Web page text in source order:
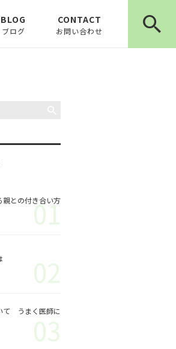
BLOG
ブログ
CONTACT
お問い合わせ
親との付き合い方
01
02
て うまく医師に
03